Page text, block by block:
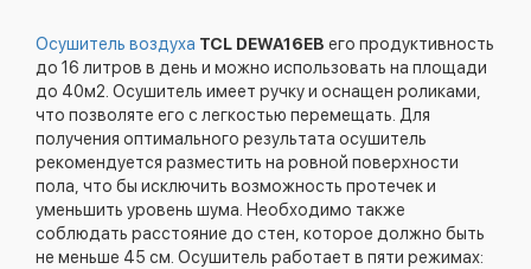
Осушитель воздуха TCL DEWA16EB его продуктивность
до 16 литров в день и можно использовать на площади
до 40м2. Осушитель имеет ручку и оснащен роликами,
что позволяте его с легкостью перемещать. Для
получения оптимального результата осушитель
рекомендуется разместить на ровной поверхности
пола, что бы исключить возможность протечек и
уменьшить уровень шума. Необходимо также
соблюдать расстояние до стен, которое должно быть
не меньше 45 см. Осушитель работает в пяти режимах: